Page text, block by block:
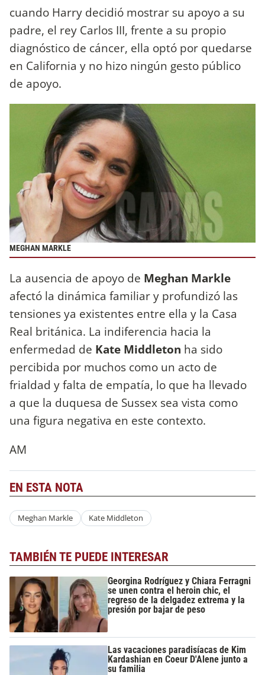
cuando Harry decidió mostrar su apoyo a su
padre, el rey Carlos III, frente a su propio
diagnóstico de cáncer, ella optó por quedarse
en California y no hizo ningún gesto público
de apoyo.
MEGHAN MARKLE
La ausencia de apoyo de Meghan Markle
afectó la dinámica familiar y profundizó las
tensiones ya existentes entre ella y la Casa
Real británica. La indiferencia hacia la
enfermedad de Kate Middleton ha sido
percibida por muchos como un acto de
frialdad y falta de empatía, lo que ha llevado
a que la duquesa de Sussex sea vista como
una figura negativa en este contexto.
AM
EN ESTA NOTA
Meghan Markle Kate Middleton
TAMBIÉN TE PUEDE INTERESAR
Georgina Rodríguez y Chiara Ferragni
se unen contra el heroin chic, el
regreso de la delgadez extrema y la
presión por bajar de peso
Las vacaciones paradisíacas de Kim
Kardashian en Coeur D'Alene junto a
su familia